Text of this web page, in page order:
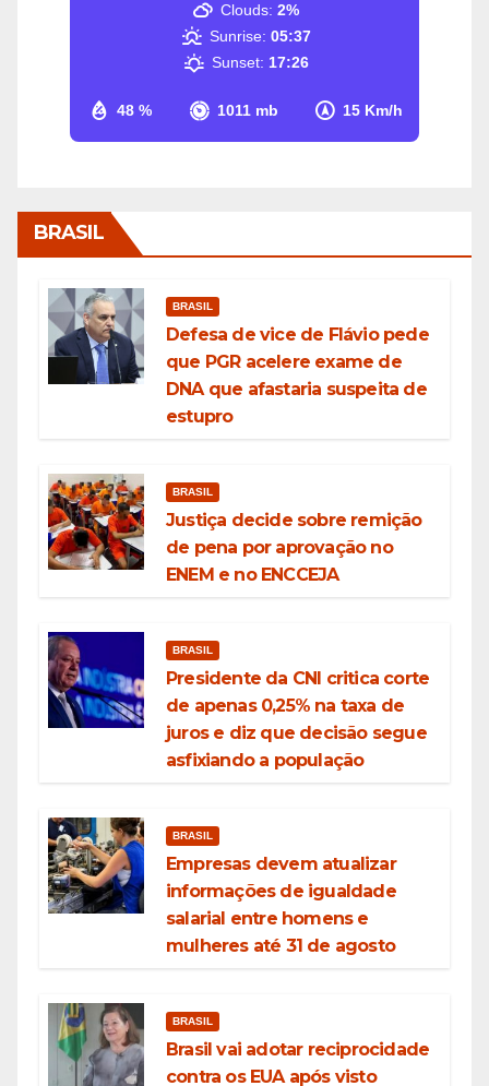
48 % 1011 mb 15 Km/h
Clouds: 2%
Sunrise: 05:37
Sunset: 17:26
BRASIL
BRASIL
Defesa de vice de Flávio pede
que PGR acelere exame de
DNA que afastaria suspeita de
estupro
BRASIL
Justiça decide sobre remição
de pena por aprovação no
ENEM e no ENCCEJA
BRASIL
Presidente da CNI critica corte
de apenas 0,25% na taxa de
juros e diz que decisão segue
asfixiando a população
BRASIL
Empresas devem atualizar
informações de igualdade
salarial entre homens e
mulheres até 31 de agosto
BRASIL
Brasil vai adotar reciprocidade
contra os EUA após visto